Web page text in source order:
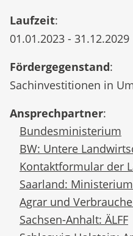
Laufzeit:
01.01.2023 - 31.12.2029
Fördergegenstand:
Sachinvestitionen in
Ansprechpartner:
Bundesministerium
BW: Untere
Kontaktformular der
Saarland:
Agrar und
Sachsen-Anhalt: ÄLFF